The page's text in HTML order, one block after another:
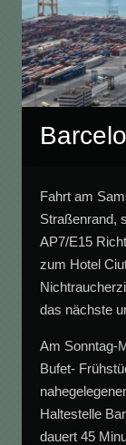
Fahrt am
Straßenrand,
AP7/E15
zum Hotel
das nächste
Am Sonntag-
Bufet-
Haltestelle
dauert 45